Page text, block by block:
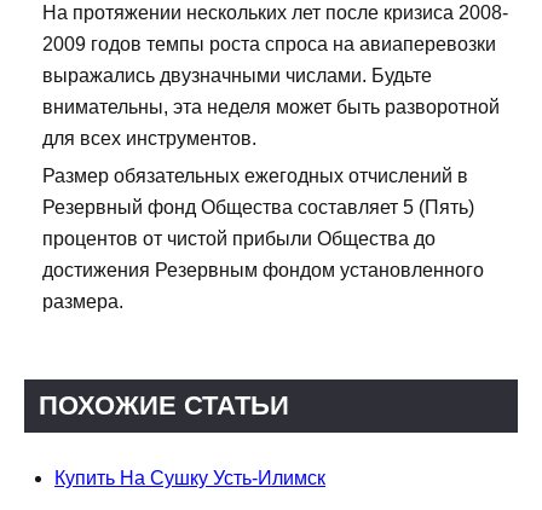
На протяжении нескольких лет после кризиса 2008-
2009 годов темпы роста спроса на авиаперевозки
выражались двузначными числами. Будьте
внимательны, эта неделя может быть разворотной
для всех инструментов.
Размер обязательных ежегодных отчислений в
Резервный фонд Общества составляет 5 (Пять)
процентов от чистой прибыли Общества до
достижения Резервным фондом установленного
размера.
ПОХОЖИЕ СТАТЬИ
Купить На Сушку Усть-Илимск